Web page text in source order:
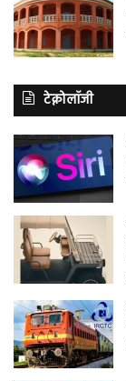
टेक्नोलॉजी